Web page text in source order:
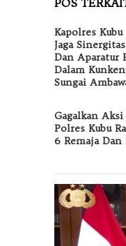
POS
Kapolres Kubu
Jaga
Dan Aparatur
Dalam
Sungai
Gagalkan Aksi
Polres Kubu
6 Remaja